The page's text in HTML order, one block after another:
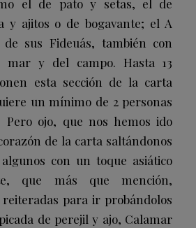
el de pato y setas, el de
y ajitos o de bogavante; el A
sus Fideuás, también con
mar y del campo. Hasta 13
esta sección de la carta
un mínimo de 2 personas
Pero ojo, que nos hemos ido
de la carta saltándonos
con un toque asiático
que más que mención,
para ir probándolos
de perejil y ajo, Calamar